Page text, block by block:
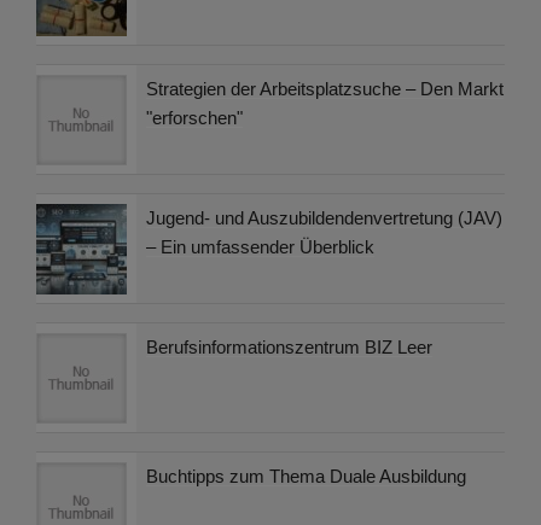
Strategien der Arbeitsplatzsuche – Den Markt
"erforschen"
Jugend- und Auszubildendenvertretung (JAV)
– Ein umfassender Überblick
Berufsinformationszentrum BIZ Leer
Buchtipps zum Thema Duale Ausbildung